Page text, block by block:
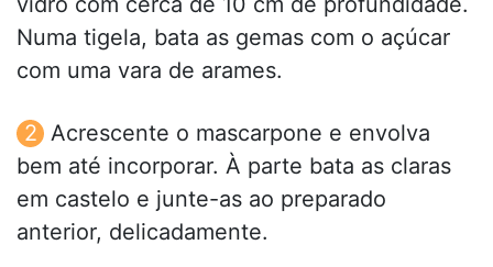
Numa tigela, bata as gemas com o açúcar
com uma vara de arames.
Acrescente o mascarpone e envolva
bem até incorporar. À parte bata as claras
em castelo e junte-as ao preparado
anterior, delicadamente.